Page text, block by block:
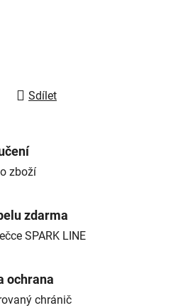
Sdílet
zboží
zdarma
SPARK LINE
ochrana
chránič